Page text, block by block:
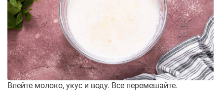
Влейте молоко, укус и воду. Все перемешайте.